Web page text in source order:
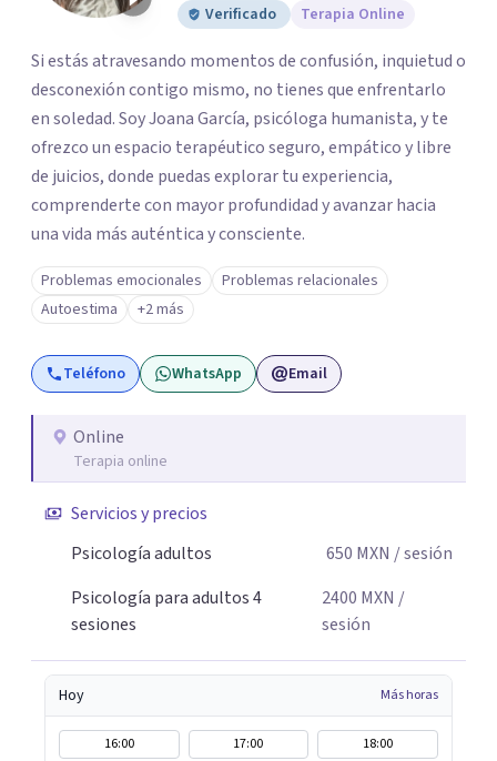
Verificado
Terapia Online
Si estás atravesando momentos de confusión, inquietud o
desconexión contigo mismo, no tienes que enfrentarlo
en soledad. Soy Joana García, psicóloga humanista, y te
ofrezco un espacio terapéutico seguro, empático y libre
de juicios, donde puedas explorar tu experiencia,
comprenderte con mayor profundidad y avanzar hacia
una vida más auténtica y consciente.
Problemas emocionales
Problemas relacionales
Autoestima
+2 más
Teléfono WhatsApp Email
Online
Terapia online
Servicios y precios
Psicología adultos
650 MXN / sesión
Psicología para adultos 4
sesiones
2400 MXN /
sesión
Hoy Más horas
16:00 17:00 18:00